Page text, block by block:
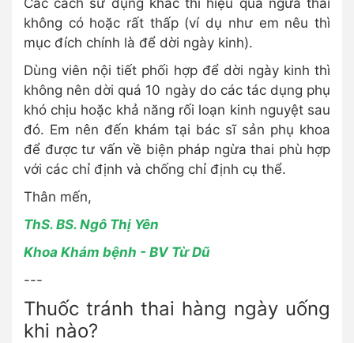
không có hoặc rất thấp (ví dụ như em nêu thì
mục đích chính là để dời ngày kinh).
Dùng viên nội tiết phối hợp để dời ngày kinh thì
không nên dời quá 10 ngày do các tác dụng phụ
khó chịu hoặc khả năng rối loạn kinh nguyệt sau
đó. Em nên đến khám tại bác sĩ sản phụ khoa
để được tư vấn về biện pháp ngừa thai phù hợp
với các chỉ định và chống chỉ định cụ thể.
Thân mến,
ThS. BS. Ngô Thị Yên
Khoa Khám bệnh - BV Từ Dũ
---
Thuốc tránh thai hàng ngày uống
khi nào?